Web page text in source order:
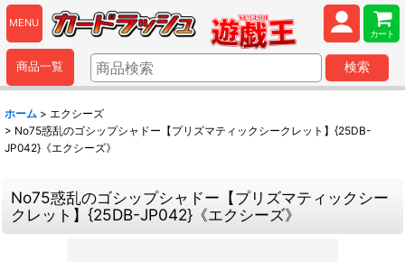
MENU
カート
商品一覧 検索
ホーム > エクシーズ
> No75惑乱のゴシップシャドー【プリズマティックシークレット】{25DB-
JP042}《エクシーズ》
No75惑乱のゴシップシャドー【プリズマティックシー
クレット】{25DB-JP042}《エクシーズ》